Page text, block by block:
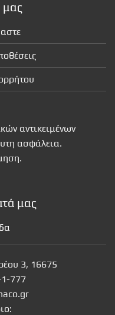
μας
αντικειμένων
ασφάλεια.
μας
3, 16675
777